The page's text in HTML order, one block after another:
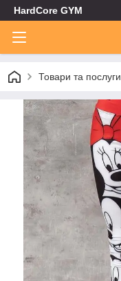
HardCore GYM
Товари та послуги